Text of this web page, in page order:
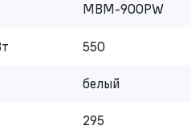
MBM-900PW
550
белый
295